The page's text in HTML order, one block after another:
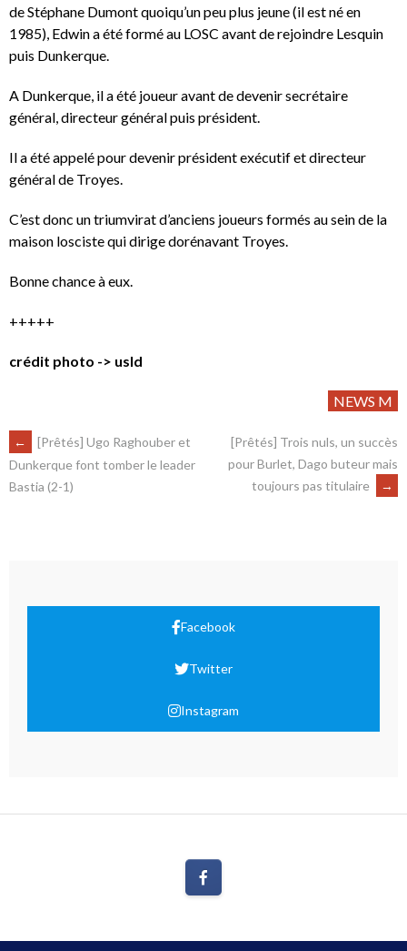
de Stéphane Dumont quoiqu’un peu plus jeune (il est né en
1985), Edwin a été formé au LOSC avant de rejoindre Lesquin
puis Dunkerque.
A Dunkerque, il a été joueur avant de devenir secrétaire
général, directeur général puis président.
Il a été appelé pour devenir président exécutif et directeur
général de Troyes.
C’est donc un triumvirat d’anciens joueurs formés au sein de la
maison losciste qui dirige dorénavant Troyes.
Bonne chance à eux.
+++++
crédit photo -> usld
NEWS M
←
[Prêtés] Ugo Raghouber et
Dunkerque font tomber le leader
Bastia (2-1)
[Prêtés] Trois nuls, un succès
pour Burlet, Dago buteur mais
toujours pas titulaire
→
Facebook
Twitter
Instagram